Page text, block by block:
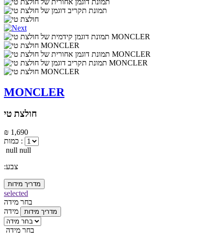
MONCLER
חולצת טי
₪ 1,690
כמות :
null null
:צבע
מדריך מידות
selected
בחר מידה
מידה
מדריך מידות
בחר מידה